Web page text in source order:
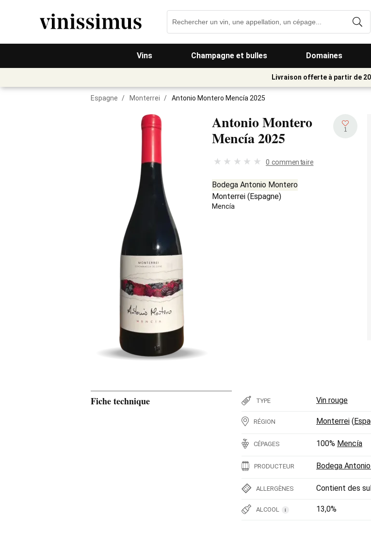
Vins Champagne et bulles Domaines
Livraison offerte à partir de
Espagne / Monterrei / Antonio Montero Mencía 2025
Antonio Montero
Mencía2025 1
0 commentaire
Bodega Antonio Montero
Monterrei (Espagne)
Mencía
Fiche technique TYPE Vin rouge
RÉGION Monterrei (
CÉPAGES 100% Mencía
PRODUCTEUR Bodega
ALLERGÈNES Contient des
ALCOOL i 13,0%